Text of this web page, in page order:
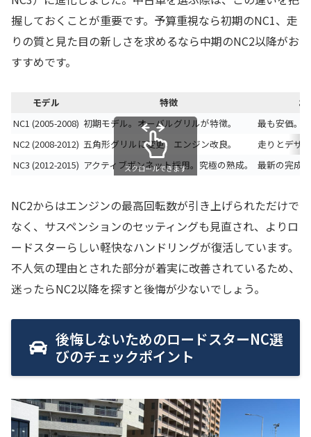
握しておくことが重要です。予算重視なら初期のNC1、走
りの質と見た目の新しさを求めるなら中期のNC2以降がお
すすめです。
モデル 特徴
お
NC1 (2005-2008) 初期モデル。オーバルグリルが特徴。
最も安価。
NC2 (2008-2012) 五角形グリルに変更。エンジン改良。
走りとデザ
NC3 (2012-2015) アクティブボンネット採用。究極の熟成。 最新の完成
スクロールできます
NC2からはエンジンの最高回転数が引き上げられただけで
なく、サスペンションのセッティングも見直され、よりロ
ードスターらしい軽快なハンドリングが復活しています。
不人気の理由とされた部分が着実に改善されているため、
迷ったらNC2以降を探すと後悔が少ないでしょう。
後悔しないためのロードスターNC選
びのチェックポイント